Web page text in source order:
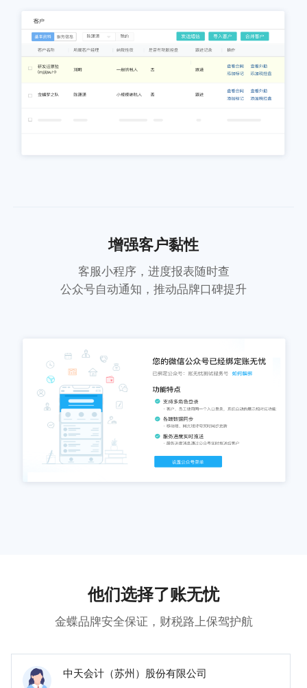
增强客户黏性
客服小程序，进度报表随时查
公众号自动通知，推动品牌口碑提升
他们选择了账无忧
金蝶品牌安全保证，财税路上保驾护航
中天会计（苏州）股份有限公司